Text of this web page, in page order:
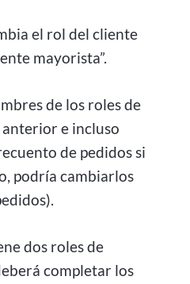
el rol del cliente
mayorista”.
de los roles de
e incluso
de pedidos si
podría cambiarlos
dos roles de
completar los